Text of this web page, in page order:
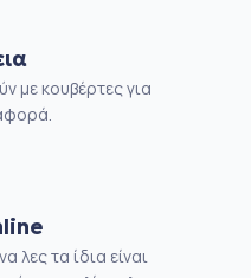
με κουβέρτες για
λες τα ίδια είναι